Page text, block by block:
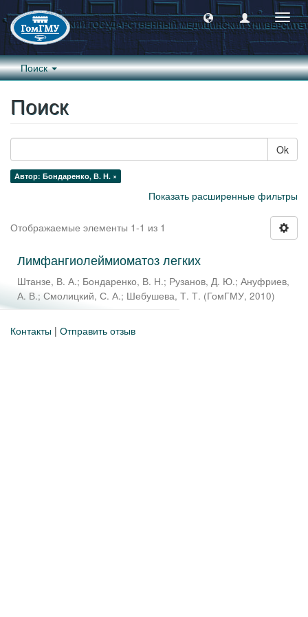
Поиск
Поиск
Ok
Автор: Бондаренко, В. Н. ×
Показать расширенные фильтры
Отображаемые элементы 1-1 из 1
Лимфангиолеймиоматоз легких
Штанзе, В. А.; Бондаренко, В. Н.; Рузанов, Д. Ю.; Ануфриев,
А. В.; Смолицкий, С. А.; Шебушева, Т. Т. (ГомГМУ, 2010)
Контакты | Отправить отзыв